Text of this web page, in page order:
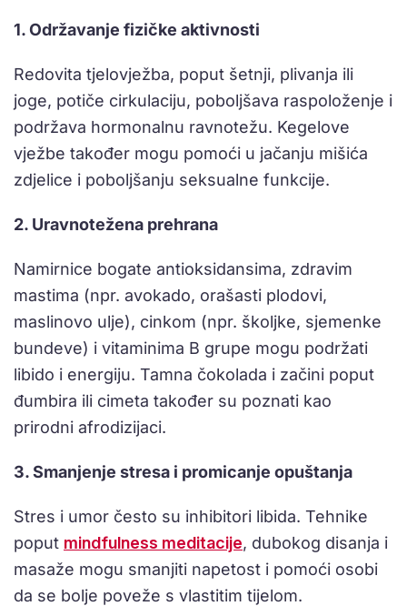
1. Održavanje fizičke aktivnosti
Redovita tjelovježba, poput šetnji, plivanja ili
joge, potiče cirkulaciju, poboljšava raspoloženje i
podržava hormonalnu ravnotežu. Kegelove
vježbe također mogu pomoći u jačanju mišića
zdjelice i poboljšanju seksualne funkcije.
2. Uravnotežena prehrana
Namirnice bogate antioksidansima, zdravim
mastima (npr. avokado, orašasti plodovi,
maslinovo ulje), cinkom (npr. školjke, sjemenke
bundeve) i vitaminima B grupe mogu podržati
libido i energiju. Tamna čokolada i začini poput
đumbira ili cimeta također su poznati kao
prirodni afrodizijaci.
3. Smanjenje stresa i promicanje opuštanja
Stres i umor često su inhibitori libida. Tehnike
poput mindfulness meditacije, dubokog disanja i
masaže mogu smanjiti napetost i pomoći osobi
da se bolje poveže s vlastitim tijelom.